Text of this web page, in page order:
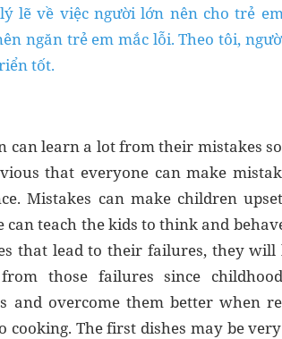
lẽ về việc người lớn nên cho trẻ
ngăn trẻ em mắc lỗi. Theo tôi,
tốt.
can learn a lot from their mistakes
that everyone can make
Mistakes can make children
can teach the kids to think and
that lead to their failures, they
those failures since
and overcome them better when
cooking. The first dishes may be